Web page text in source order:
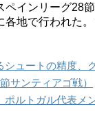
ペインリーグ28
各地で行われた
シュートの精度、
サンティアゴ戦）
ポルトガル代表メ